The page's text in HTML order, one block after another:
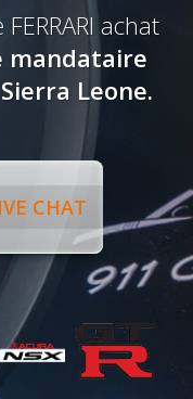
achat
Leone.
CHAT